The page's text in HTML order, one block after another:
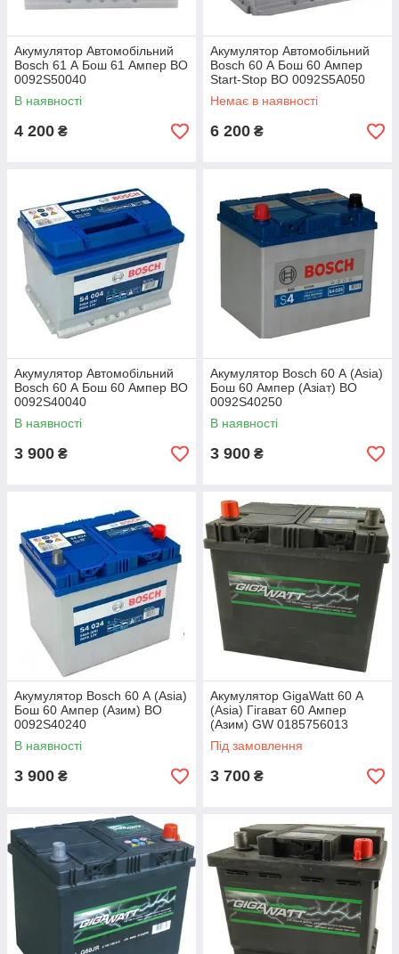
Акумулятор Автомобільний
Bosch 61 А Бош 61 Ампер BO
0092S50040
В наявності
4 200 ₴
Акумулятор Автомобільний
Bosch 60 А Бош 60 Ампер
Start-Stop BO 0092S5A050
Немає в наявності
6 200 ₴
Акумулятор Автомобільний
Bosch 60 А Бош 60 Ампер BO
0092S40040
В наявності
3 900 ₴
Акумулятор Bosch 60 А (Asia)
Бош 60 Ампер (Азіат) BO
0092S40250
В наявності
3 900 ₴
Акумулятор Bosch 60 А (Asia)
Бош 60 Ампер (Азим) BO
0092S40240
В наявності
3 900 ₴
Акумулятор GigaWatt 60 А
(Asia) Гігават 60 Ампер
(Азим) GW 0185756013
Під замовлення
3 700 ₴